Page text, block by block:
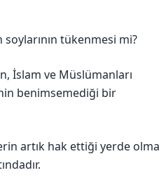
soylarının tükenmesi mi?
İslam ve Müslümanları
benimsemediği bir
artık hak ettiği yerde olma